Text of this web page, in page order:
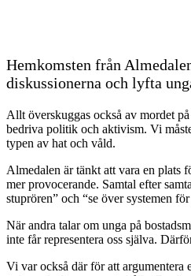
Hemkomsten från
diskussionerna och lyfta
Allt överskuggas också av mordet
bedriva politik och aktivism. Vi
typen av hat och våld.
Almedalen är tänkt att vara en plats
mer provocerande. Samtal efter
stuprören” och “se över systemen
När andra talar om unga på
inte får representera oss själva.
Vi var också där för att argumentera